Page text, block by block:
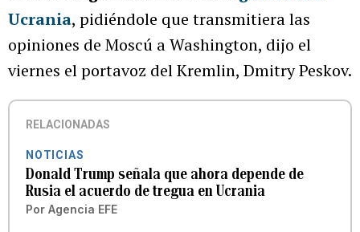
Ucrania, pidiéndole que transmitiera las
opiniones de Moscú a Washington, dijo el
viernes el portavoz del Kremlin, Dmitry Peskov.
RELACIONADAS
NOTICIAS
Donald Trump señala que ahora depende de
Rusia el acuerdo de tregua en Ucrania
Por Agencia EFE